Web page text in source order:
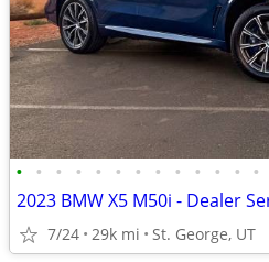
• • • • • • • • • • • • •
7/24 29k mi St. George, UT